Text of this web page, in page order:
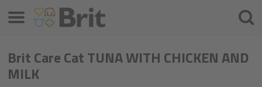
Brit Care Cat TUNA WITH CHICKEN AND
MILK
Menu